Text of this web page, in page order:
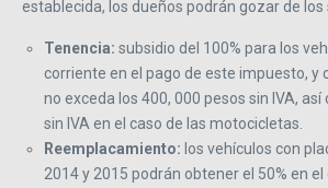
establecida, los dueños podrán gozar de
Tenencia: subsidio del 100% para los
corriente en el pago de este impuesto, y
no exceda los 400, 000 pesos sin IVA,
sin IVA en el caso de las motocicletas.
Reemplacamiento: los vehículos con
2014 y 2015 podrán obtener el 50% en